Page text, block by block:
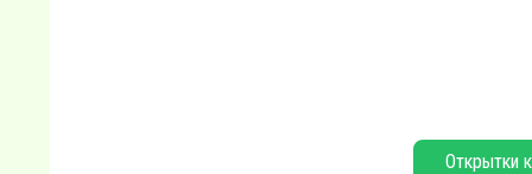
Открытки